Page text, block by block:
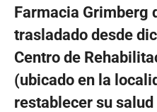
Farmacia Grimberg
trasladado desde
Centro de
(ubicado en la
restablecer su salud